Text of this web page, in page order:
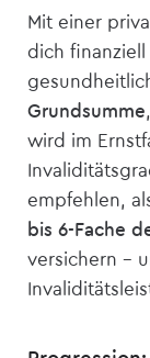
Mit einer
dich finanziell
Grundsumme
wird im
empfehlen,
bis 6-Fache
versichern –